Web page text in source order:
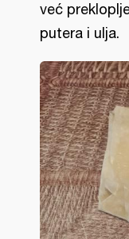
već
putera i ulja.